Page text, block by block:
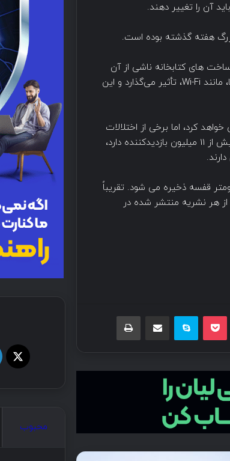
آن را تغییر دهند.
بزرگ هفته گذشته بوده است.
کردند، و قطع زیرساخت های کتابخانه ناشی از آن
همچنان بر سیستم‌های آنلاین، خدمات و برخی از امکانات در محل کتابخانه بریتانیا، مانند Wi-Fi، تأثیر می‌گذارد و این
کرد، اما برخی از اختلالات
ممکن است برای مدت طولانی ادامه داشته باشد. وب سایت این کتابخانه سالانه بیش از 11 میلیون بازدیدکننده دارد،
بریتانیا بیش از 150 میلیون مورد را در بر می گیرد که در 625 کیلومتر قفسه ذخیره می شود. تقریباً
از هر نشریه منتشر شده در
محبوب